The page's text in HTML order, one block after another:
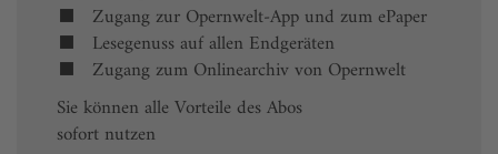
Zugang zur Opernwelt-App und zum ePaper
Lesegenuss auf allen Endgeräten
Zugang zum Onlinearchiv von Opernwelt
Sie können alle Vorteile des Abos
sofort nutzen